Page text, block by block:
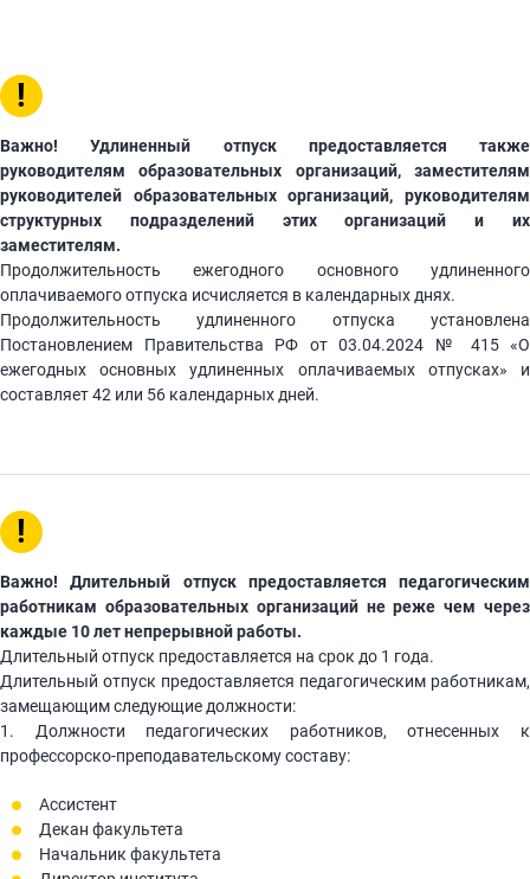
!
Важно! Удлиненный отпуск предоставляется также
руководителям образовательных организаций, заместителям
руководителей образовательных организаций, руководителям
структурных подразделений этих организаций и их
заместителям.
Продолжительность ежегодного основного удлиненного
оплачиваемого отпуска исчисляется в календарных днях.
Продолжительность удлиненного отпуска установлена
Постановлением Правительства РФ от 03.04.2024 № 415 «О
ежегодных основных удлиненных оплачиваемых отпусках» и
составляет 42 или 56 календарных дней.
!
Важно! Длительный отпуск предоставляется педагогическим
работникам образовательных организаций не реже чем через
каждые 10 лет непрерывной работы.
Длительный отпуск предоставляется на срок до 1 года.
Длительный отпуск предоставляется педагогическим работникам,
замещающим следующие должности:
1. Должности педагогических работников, отнесенных к
профессорско-преподавательскому составу:
Ассистент
Декан факультета
Начальник факультета